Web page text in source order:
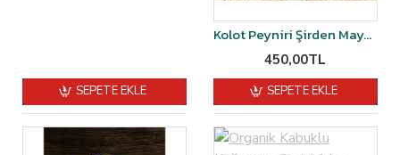
SEPETE EKLE
Kolot Peyniri Şirden Mayalı 1 kg
450,00TL
SEPETE EKLE